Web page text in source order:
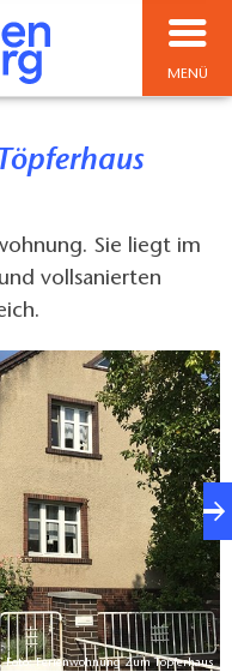
MENÜ
Sie liegt im
vollsanierten
Ferienwohnung Zum Töpferhaus